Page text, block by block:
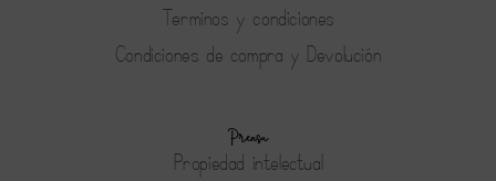
Terminos y condiciones
Condiciones de compra y Devolución
Prensa
Propiedad intelectual